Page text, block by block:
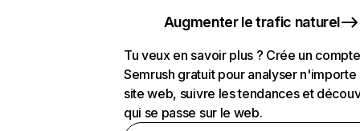
Augmenter le trafic naturel
Tu veux en savoir plus ? Crée un compte
Semrush gratuit pour analyser n'importe
site web, suivre les tendances et
qui se passe sur le web.